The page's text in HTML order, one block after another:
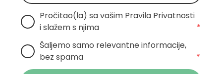
Pročitao(la) sa vašim Pravila Privatnosti
i slažem s njima
*
Šaljemo samo relevantne informacije,
bez spama
*